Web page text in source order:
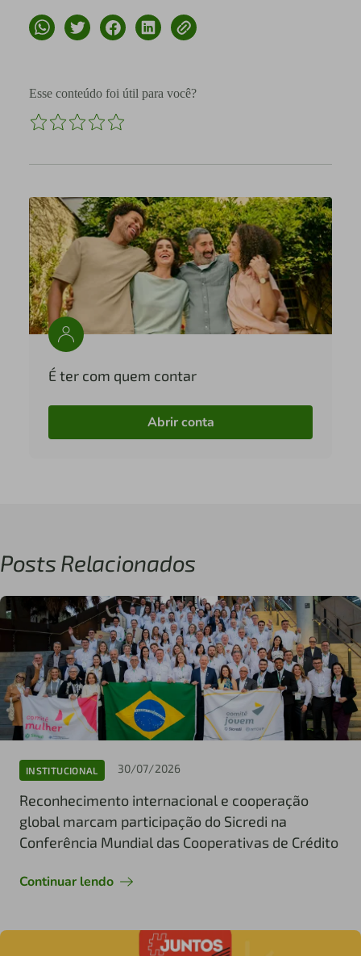
Esse conteúdo foi útil para você?
É ter com quem contar
Abrir conta
Posts Relacionados
INSTITUCIONAL 30/07/2026
Reconhecimento internacional e cooperação
global marcam participação do Sicredi na
Conferência Mundial das Cooperativas de Crédito
Continuar lendo